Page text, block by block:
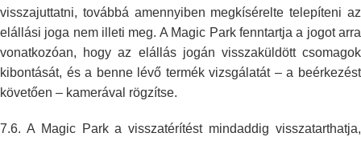
visszajuttatni, továbbá amennyiben megkísérelte telepíteni az
elállási joga nem illeti meg. A Magic Park fenntartja a jogotarra
vonatkozóan, hogy az elállás jogán visszaküldött csomagok
kibontását, és a benne lévő termék vizsgálatát – a beérkezést
követően – kamerával rögzítse.
7.6. A Magic Park a visszatérítést mindaddig visszatarthatja,